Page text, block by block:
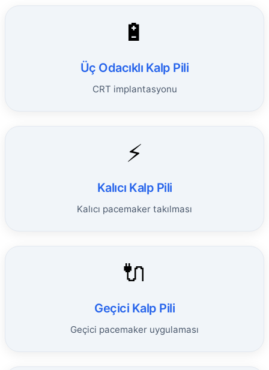
🔋
Üç Odacıklı Kalp Pili
CRT implantasyonu
⚡
Kalıcı Kalp Pili
Kalıcı pacemaker takılması
🔌
Geçici Kalp Pili
Geçici pacemaker uygulaması